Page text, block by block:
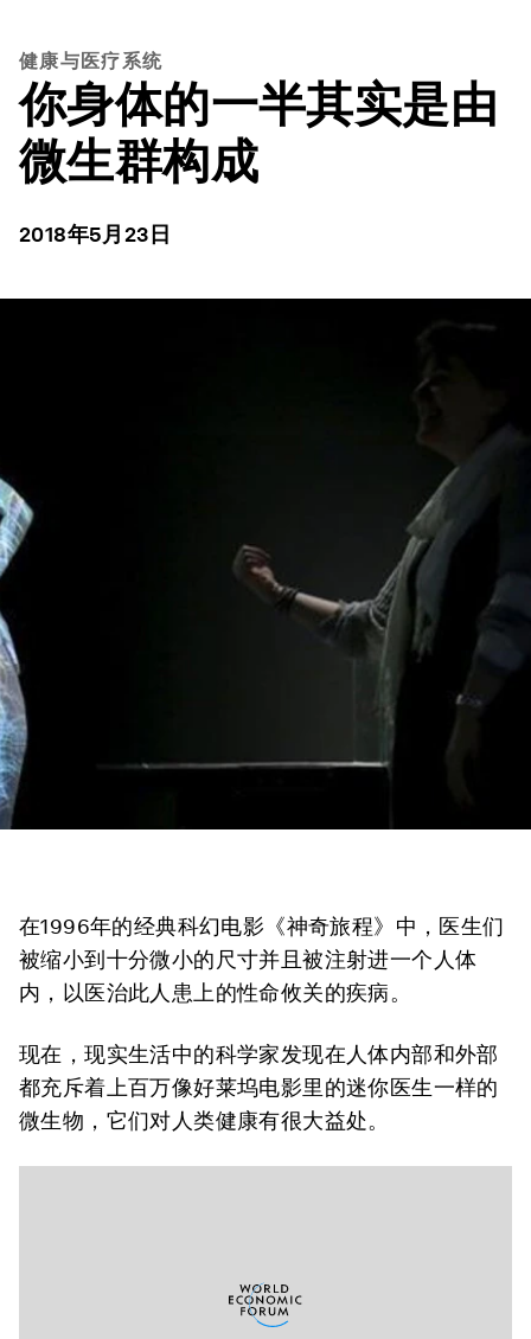
健康与医疗系统
你身体的一半其实是由
微生群构成
2018年5月23日
在1996年的经典科幻电影《神奇旅程》中，医生们
被缩小到十分微小的尺寸并且被注射进一个人体
内，以医治此人患上的性命攸关的疾病。
现在，现实生活中的科学家发现在人体内部和外部
都充斥着上百万像好莱坞电影里的迷你医生一样的
微生物，它们对人类健康有很大益处。